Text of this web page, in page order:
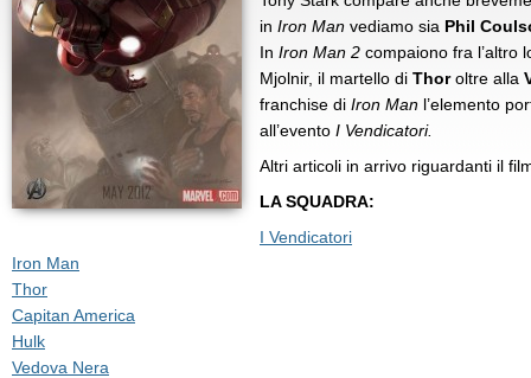
in Iron Man vediamo sia Phil
In Iron Man 2 compaiono fra l’altro
Mjolnir, il martello di Thoroltre alla
franchise di Iron Man l’elemento
all’evento I Vendicatori.
Altri articoli in arrivo riguardanti il
LA SQUADRA:
I Vendicatori
Iron Man
Thor
Capitan America
Hulk
Vedova Nera